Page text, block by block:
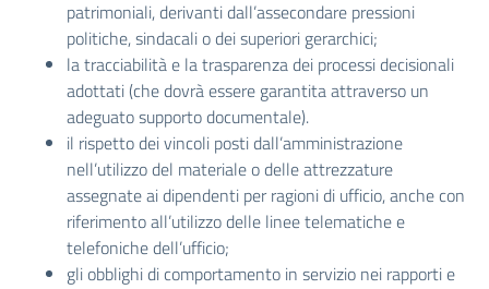
patrimoniali, derivanti dall’assecondare pressioni
politiche, sindacali o dei superiori gerarchici;
la tracciabilità e la trasparenza dei processi decisionali
adottati (che dovrà essere garantita attraverso un
adeguato supporto documentale).
il rispetto dei vincoli posti dall’amministrazione
nell’utilizzo del materiale o delle attrezzature
assegnate ai dipendenti per ragioni di ufficio, anche con
riferimento all’utilizzo delle linee telematiche e
telefoniche dell’ufficio;
gli obblighi di comportamento in servizio nei rapporti e